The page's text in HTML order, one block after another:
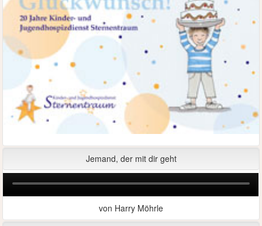
Jemand, der mit dir geht
von Harry Möhrle